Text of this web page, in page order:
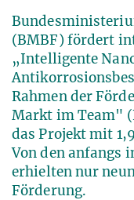
(BMBF) fördert
„Intelligente
Rahmen der
Markt im Team"
das Projekt mit
Von den anfangs
erhielten nur
Förderung.